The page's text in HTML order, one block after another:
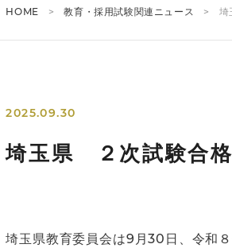
HOME 教育・採用試験関連ニュース 埼
2025.09.30
埼玉県 ２次試験合
埼玉県教育委員会は9月30日、令和